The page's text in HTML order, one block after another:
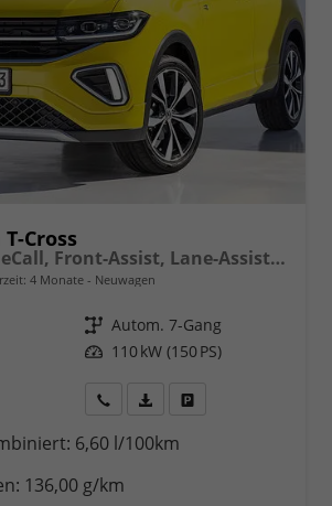
Cross
Life Climatic, eCall, Front-Assist, Lane-Assist, Bluetooth, ISOFIX, LED, 16" Alu uvm.
4 Monate Neuwagen
Getriebe Autom. 7-Gang
Leistung 110 kW (150 PS)
anfordern
Datei,
6,60 l/100km
136,00 g/km